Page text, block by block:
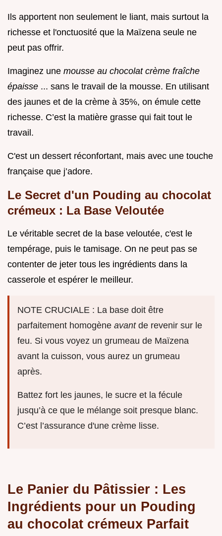
Ils apportent non seulement le liant, mais surtout la
richesse et l'onctuosité que la Maïzena seule ne
peut pas offrir.
Imaginez une mousse au chocolat crème fraîche
épaisse ... sans le travail de la mousse. En utilisant
des jaunes et de la crème à 35%, on émule cette
richesse. C’est la matière grasse qui fait tout le
travail.
C'est un dessert réconfortant, mais avec une touche
française que j’adore.
Le Secret d'un Pouding au chocolat
crémeux : La Base Veloutée
Le véritable secret de la base veloutée, c'est le
tempérage, puis le tamisage. On ne peut pas se
contenter de jeter tous les ingrédients dans la
casserole et espérer le meilleur.
NOTE CRUCIALE : La base doit être
parfaitement homogène avant de revenir sur le
feu. Si vous voyez un grumeau de Maïzena
avant la cuisson, vous aurez un grumeau
après.
Battez fort les jaunes, le sucre et la fécule
jusqu’à ce que le mélange soit presque blanc.
C’est l’assurance d'une crème lisse.
Le Panier du Pâtissier : Les
Ingrédients pour un Pouding
au chocolat crémeux Parfait